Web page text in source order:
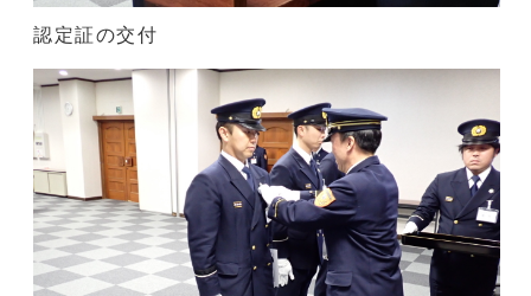
認定証の交付